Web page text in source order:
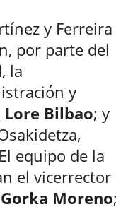
y Ferreira
por parte del
la
y
Lore Bilbao; y
equipo de la
el vicerrector
Gorka Moreno;